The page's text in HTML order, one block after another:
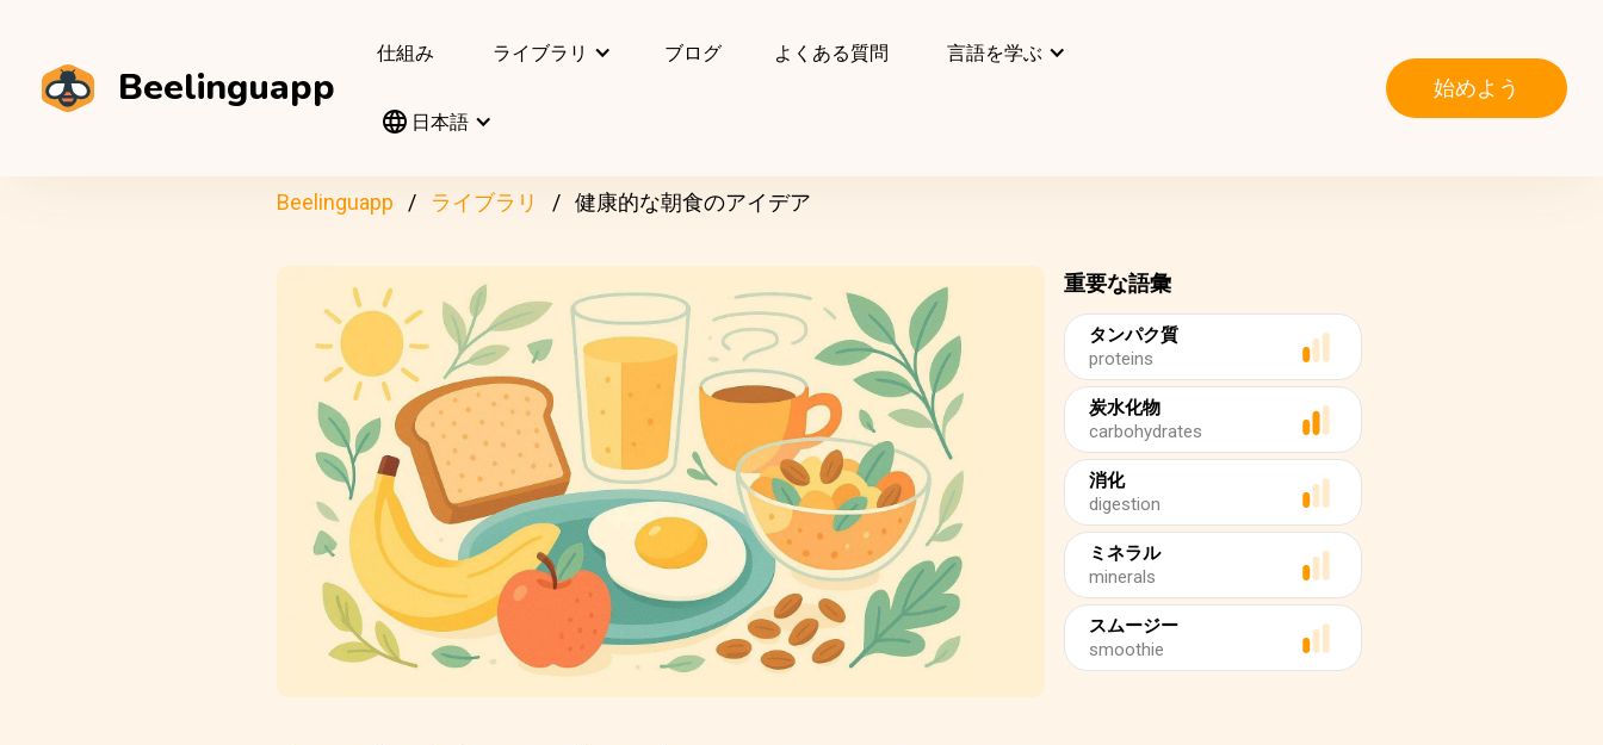
Beelinguapp
仕組み ライブラリ ブログ よくある質問 言語を学ぶ
日本語
始めよう
Beelinguapp ライブラリ 健康的な朝食のアイデア
重要な語彙
タンパク質
proteins
炭水化物
carbohydrates
消化
digestion
ミネラル
minerals
スムージー
smoothie